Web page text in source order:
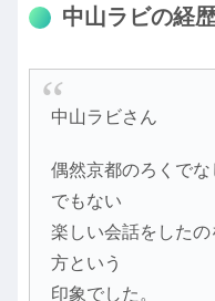
中山ラビの経
中山ラビさん
偶然京都のろくで
でもない
楽しい会話をした
方という
印象でした。